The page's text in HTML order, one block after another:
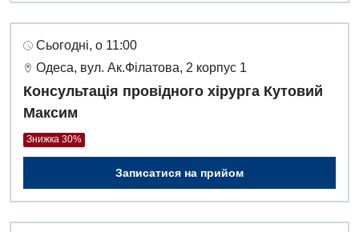
Сьогодні, о 11:00
Одеса, вул. Ак.Філатова, 2 корпус 1
Консультація провідного хірурга Кутовий
Максим
Знижка 30%
Записатися на прийом